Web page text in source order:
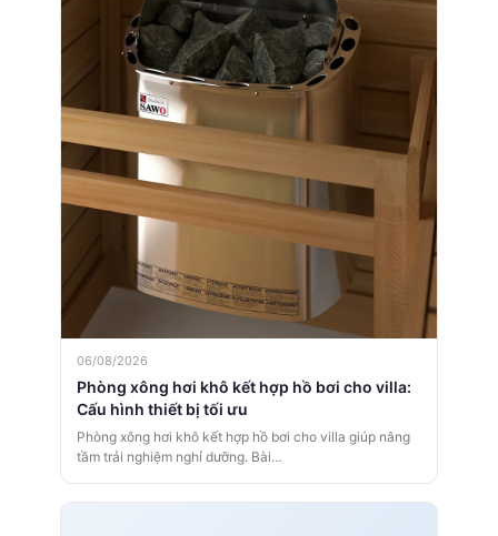
06/08/2026
Phòng xông hơi khô kết hợp hồ bơi cho villa:
Cấu hình thiết bị tối ưu
Phòng xông hơi khô kết hợp hồ bơi cho villa giúp nâng
tầm trải nghiệm nghỉ dưỡng. Bài…